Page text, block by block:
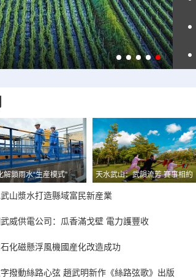
解鎖雨水“生産模式” 天水武山：武韻流芳 賽事相約
山漿水打造縣域富民新産業
威供電公司：瓜香滿戈壁 電力護豐收
化磁懸浮風機國産化改造成功
撥動絲路心弦 趙武明新作《絲路弦歌》出版